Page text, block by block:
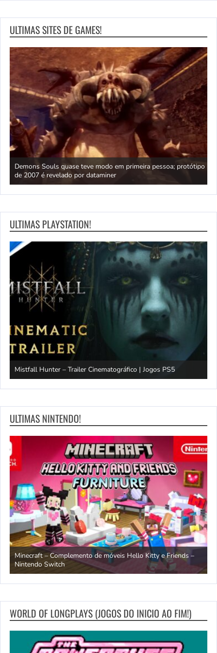
ULTIMAS SITES DE GAMES!
Demons Souls quase teve modo em primeira pessoa; protótipo
de 2007 é revelado por dataminer
ULTIMAS PLAYSTATION!
Mistfall Hunter – Trailer Cinematográfico | Jogos PS5
ULTIMAS NINTENDO!
Minecraft – Complemento de móveis Hello Kitty e Friends –
Nintendo Switch
WORLD OF LONGPLAYS (JOGOS DO INICIO AO FIM!)